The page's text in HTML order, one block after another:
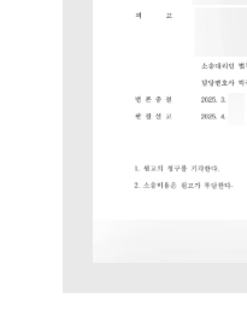
대륜
대륜